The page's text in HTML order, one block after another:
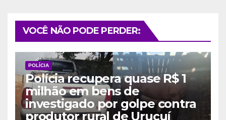
VOCÊ NÃO PODE PERDER:
POLÍCIA
Polícia recupera quase R$ 1
milhão em bens de
investigado por golpe contra
produtor rural de Uruçuí